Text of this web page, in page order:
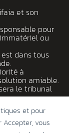
et pour
vous
et son
pour
ou
dans tous
à
amiable.
le tribunal